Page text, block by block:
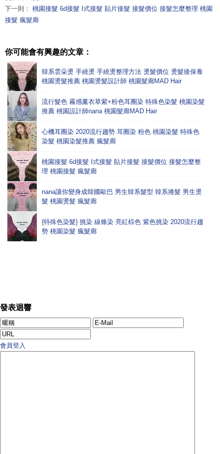
下一則： 桃園接髮 6d接髮 I式接髮 貼片接髮 接髮價位 接髮怎麼整理 桃園
接髮 瘋髮廊
你可能會有興趣的文章：
韓系雲朵燙 手繞燙 手繞燙整理方法 燙髮價位 燙髮後保養
桃園燙髮推薦 桃園燙髮設計師 桃園髮廊MAD Hair
流行髮色 霧感薰衣草紫+粉色耳圈染 特殊色染髮 桃園染髮
推薦 桃園設計師nana 桃園髮廊MAD Hair
心機耳圈染 2020流行趨勢 耳圈染 粉色 桃園染髮 特殊色
染髮 桃園染髮推薦 瘋髮廊
桃園接髮 6d接髮 I式接髮 貼片接髮 接髮價位 接髮怎麼整
理 桃園接髮 瘋髮廊
nana讓你變身成韓國歐巴 男生韓系髮型 韓系捲髮 男生燙
髮 桃園燙髮 瘋髮廊
{特殊色染髮} 挑染 線條染 亮紅棕色 紫色挑染 2020流行趨
勢 桃園染髮 瘋髮廊
發表迴響
會員登入